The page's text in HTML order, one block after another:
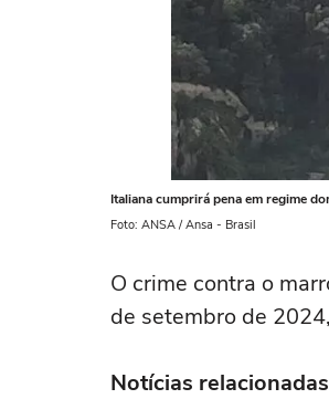
Italiana cumprirá pena em regime
Foto: ANSA / Ansa - Brasil
O crime contra o
de setembro de
Notícias relacionadas